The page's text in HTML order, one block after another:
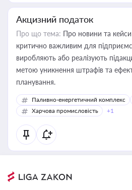
Акцизний податок
Про що тема: Про новини та
критично важливим для
виробляють або реалізують
метою уникнення штрафів та
планування.
Паливно-енергетичний комплекс
Харчова промисловість
+1